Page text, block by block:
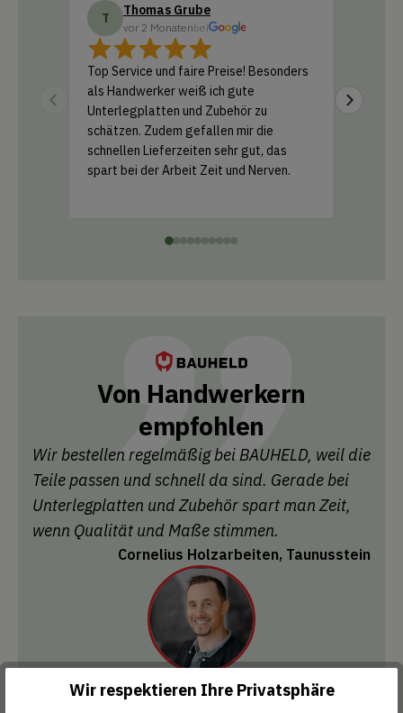
T Thomas Grube
vor 2 Monatenbei
Top Service und faire Preise! Besonders
als Handwerker weiß ich gute
Unterlegplatten und Zubehör zu
schätzen. Zudem gefallen mir die
schnellen Lieferzeiten sehr gut, das
spart bei der Arbeit Zeit und Nerven.
Von Handwerkern
empfohlen
Wir bestellen regelmäßig bei BAUHELD, weil die
Teile passen und schnell da sind. Gerade bei
Unterlegplatten und Zubehör spart man Zeit,
wenn Qualität und Maße stimmen.
Cornelius Holzarbeiten, Taunusstein
Wir respektieren Ihre Privatsphäre